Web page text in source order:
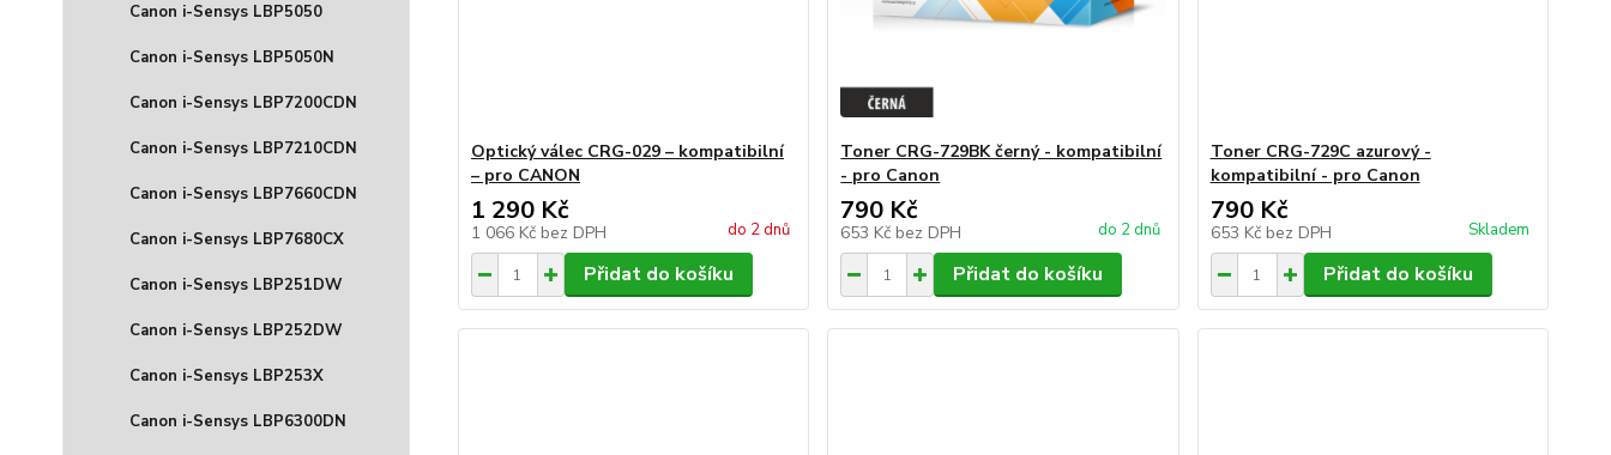
Canon i-Sensys LBP5050
Canon i-Sensys LBP5050N
Canon i-Sensys LBP7200CDN
Canon i-Sensys LBP7210CDN
Canon i-Sensys LBP7660CDN
Canon i-Sensys LBP7680CX
Canon i-Sensys LBP251DW
Canon i-Sensys LBP252DW
Canon i-Sensys LBP253X
Canon i-Sensys LBP6300DN
Optický válec CRG-029 – kompatibilní
– pro CANON
1 290 Kč
1 066 Kč bez DPH do 2 dnů
Přidat do košíku
Toner CRG-729BK černý - kompatibilní
- pro Canon
790 Kč
653 Kč bez DPH do 2 dnů
Přidat do košíku
Toner CRG-729C azurový -
kompatibilní - pro Canon
790 Kč
653 Kč bez DPH Skladem
Přidat do košíku